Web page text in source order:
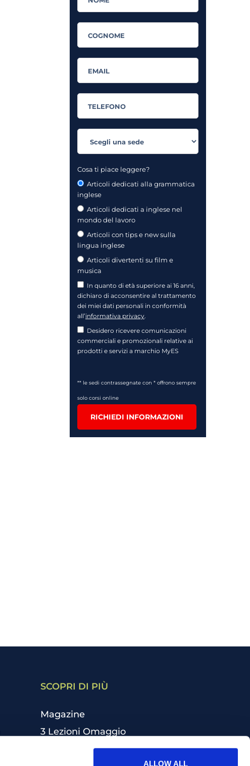
ALLOW ALL
Cosa ti piace leggere?
Articoli dedicati alla grammatica
inglese
Articoli dedicati a inglese nel
mondo del lavoro
Articoli con tips e new sulla
lingua inglese
Articoli divertenti su film e
musica
In quanto di età superiore ai 16 anni,
dichiaro di acconsentire al trattamento
dei miei dati personali in conformità
all’informativa privacy.
Desidero ricevere comunicazioni
commerciali e promozionali relative ai
prodotti e servizi a marchio MyES
** le sedi contrassegnate con * offrono sempre
solo corsi online
RICHIEDI INFORMAZIONI
SCOPRI DI PIÙ
Magazine
3 Lezioni Omaggio